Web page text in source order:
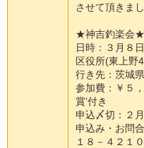
させて頂き ま し
★神吉釣楽会★
日時 ： ３ 月 ８ 日
区役所(東 上野4
行き先 ： 茨城県
参加費 ： ￥ ５ ，
賞’付き
申込〆切 ： ２ 月
申込み ・ お問合
１ ８ － ４ ２ １ ０